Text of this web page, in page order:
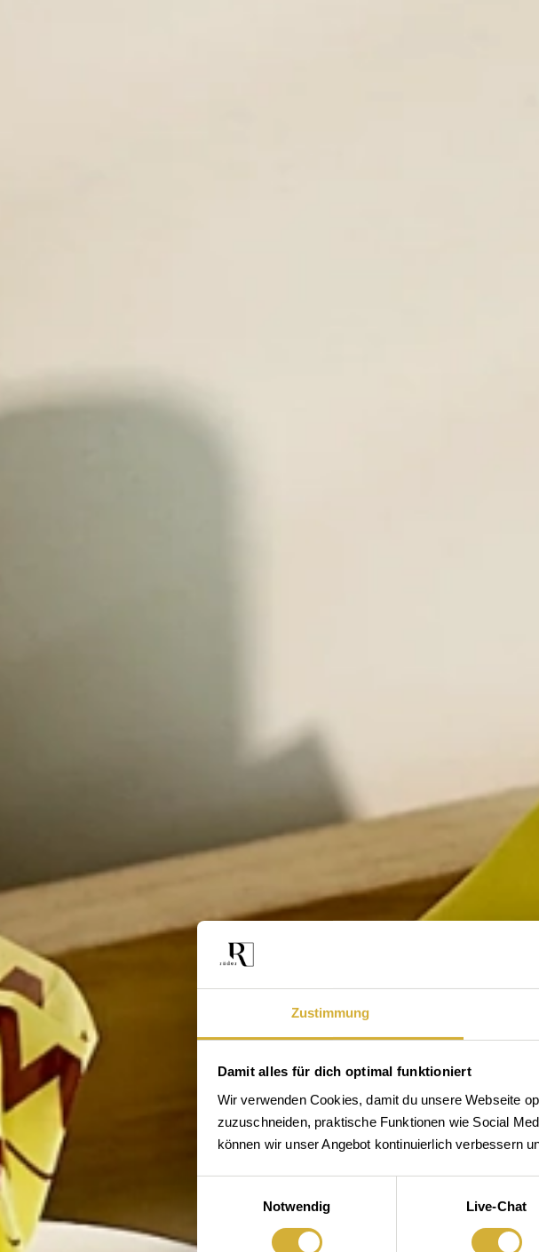
Zustimmung
Damit alles für dich optimal funktioniert
Wir verwenden Cookies, damit du unsere Webseite
zuzuschneiden, praktische Funktionen wie Social
können wir unser Angebot kontinuierlich verbessern
Notwendig
Live-Chat
Entdecke